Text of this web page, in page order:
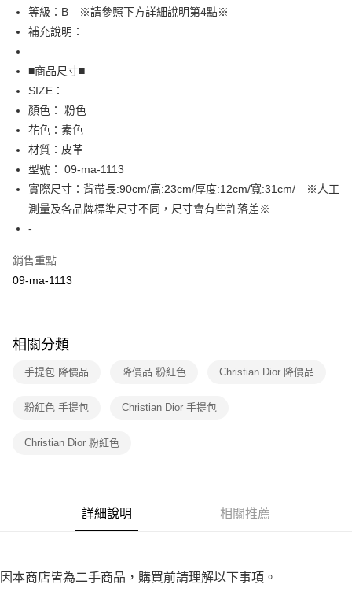
悠遊付
全盈+PAY
AFTEE先享後付
相關說明
【關於「AFTEE先享後付」】
AFTEE先享後付是「在收到商品之後才付款」的支付方式。 讓您購物簡單
便利好安心！
１．簡單：不需註冊會員、不需綁卡、不需儲值。
３．安心：先確認商品／服務後，再付款。
【「AFTEE先享後付」結帳流程】
１．於結帳方式選擇「AFTEE先享後付」後，將跳轉至「AFTEE先享後付」
結帳頁面，進行簡訊認證並確認金額後，即可完成結帳。
３．收到繳費通知簡訊後14天內，點擊此簡訊中的連結，可透過四大超商／
※ 請注意：結帳手續完成當下不需立刻繳費，但若您需要取消訂單，請聯絡
是否繳費成功／繳費後需取消欲退款等相關疑問，請聯繫「AFTEE先享後付
１．透過由恩沛科技股份有限公司提供之「AFTEE先享後付」服務完成之交
易，需依本服務之必要範圍內提供個人資料，並將交易相關給付款項請求債
２．關於個人資料處理事宜，請瀏覽以下網址：
４．使用「AFTEE先享後付」時，將依據個別帳號之用戶狀況，依本公司即
時審查核予不同之上限額度；若仍有額度不足之情形，本公司將視審查結果
恩沛科技股份有限公司將有權停止該用戶之使用額度並採取法律行動。
運送方式
全家取貨付款
免運費
宅配
免運費
海外宅配
等級：B ※請參照下方詳細說明第4點※
補充說明：
■商品尺寸■
SIZE：
顏色： 粉色
花色：素色
材質：皮革
型號： 09-ma-1113
實際尺寸：背帶長:90cm/高:23cm/厚度:12cm/寬:31cm/ ※人工
測量及各品牌標準尺寸不同，尺寸會有些許落差※
-
銷售重點
09-ma-1113
相關分類
手提包 降價品 降價品 粉紅色 Christian Dior 降價品
粉紅色 手提包 Christian Dior 手提包
Christian Dior 粉紅色
詳細說明 相關推薦
因本商店皆為二手商品，購買前請理解以下事項。